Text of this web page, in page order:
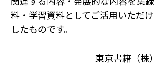
料・学習資料としてご活用いただ
したものです。
東京書籍（